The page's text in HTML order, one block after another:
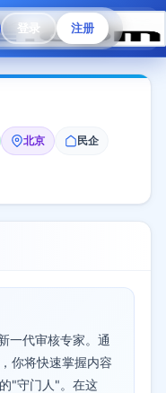
登录 注册
招聘中心 会员专区
北京 民企
一代审核专家。通
你将快速掌握内容
"守门人"。在这